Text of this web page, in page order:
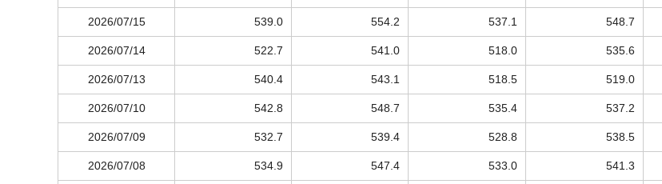
2026/07/15 539.0 554.2 537.1 548.7
2026/07/14 522.7 541.0 518.0 535.6
2026/07/13 540.4 543.1 518.5 519.0
2026/07/10 542.8 548.7 535.4 537.2
2026/07/09 532.7 539.4 528.8 538.5
2026/07/08 534.9 547.4 533.0 541.3